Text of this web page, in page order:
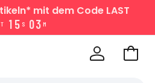
mit dem Code LAST
T 1 5 S 03 M
Zum